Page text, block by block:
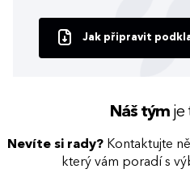
Jak připravit
Náš týmje
Nevíte si rady? Kontaktujte
který vám poradí s